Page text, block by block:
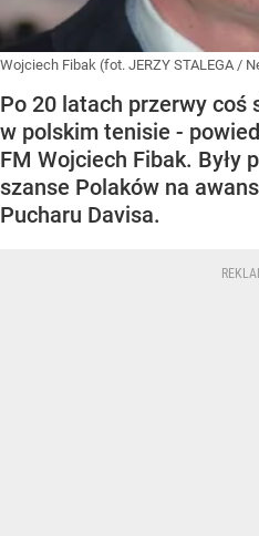
Wojciech Fibak (fot. JERZY STALEGA /
Po 20 latach przerwy coś
w polskim tenisie -
FM Wojciech Fibak. Były
szanse Polaków na
Pucharu Davisa.